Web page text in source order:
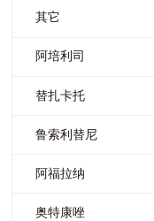
其它
阿培利司
替扎卡托
鲁索利替尼
阿福拉纳
奥特康唑